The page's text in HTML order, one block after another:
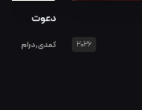
2026
دعوت
کمدی,درام